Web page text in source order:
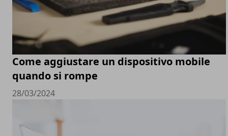
Come aggiustare un dispositivo mobile
quando si rompe
28/03/2024